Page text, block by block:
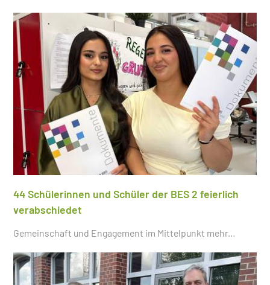
44 Schülerinnen und Schüler der BES 2 feierlich
verabschiedet
Gemeinschaft und Engagement im Mittelpunkt mehr...